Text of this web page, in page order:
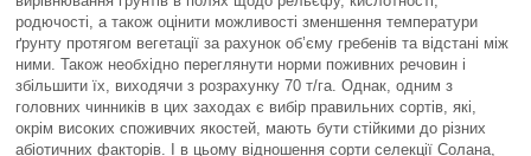
родючості, а також оцінити можливості зменшення температури
ґрунту протягом вегетації за рахунок об’єму гребенів та відстані між
ними. Також необхідно переглянути норми поживних речовин і
збільшити їх, виходячи з розрахунку 70 т/га. Однак, одним з
головних чинників в цих заходах є вибір правильних сортів, які,
окрім високих споживчих якостей, мають бути стійкими до різних
абіотичних факторів. І в цьому відношення сорти селекції Солана,